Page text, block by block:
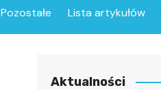
Pozostałe Lista artykułów
Aktualności